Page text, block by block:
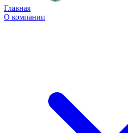
Главная
О компании